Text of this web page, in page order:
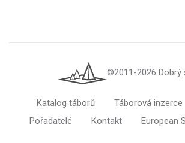
©2011-2026 Dobrý
Katalog táborů Táborová inzerce
Pořadatelé
Kontakt European